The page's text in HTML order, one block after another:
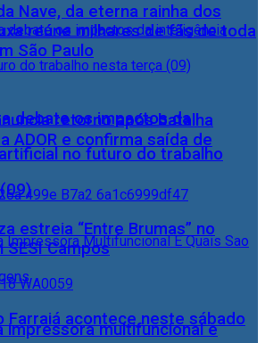
debate os impactos da
no futuro do trabalho
impressora multifuncional e
Nave, da eterna rainha dos
reúne milhares de fãs de toda
São Paulo
retorno após batalha
ADOR e confirma saída de
estreia “Entre Brumas” no
SESI Campos
Farraiá acontece neste sábado